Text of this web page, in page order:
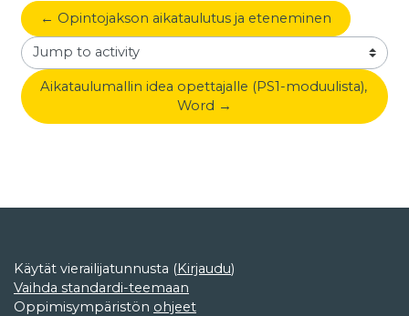
← Opintojakson aikataulutus ja eteneminen
Jump to activity
Aikataulumallin idea opettajalle (PS1-moduulista),
Word →
Käytät vierailijatunnusta (Kirjaudu)
Vaihda standardi-teemaan
Oppimisympäristön ohjeet